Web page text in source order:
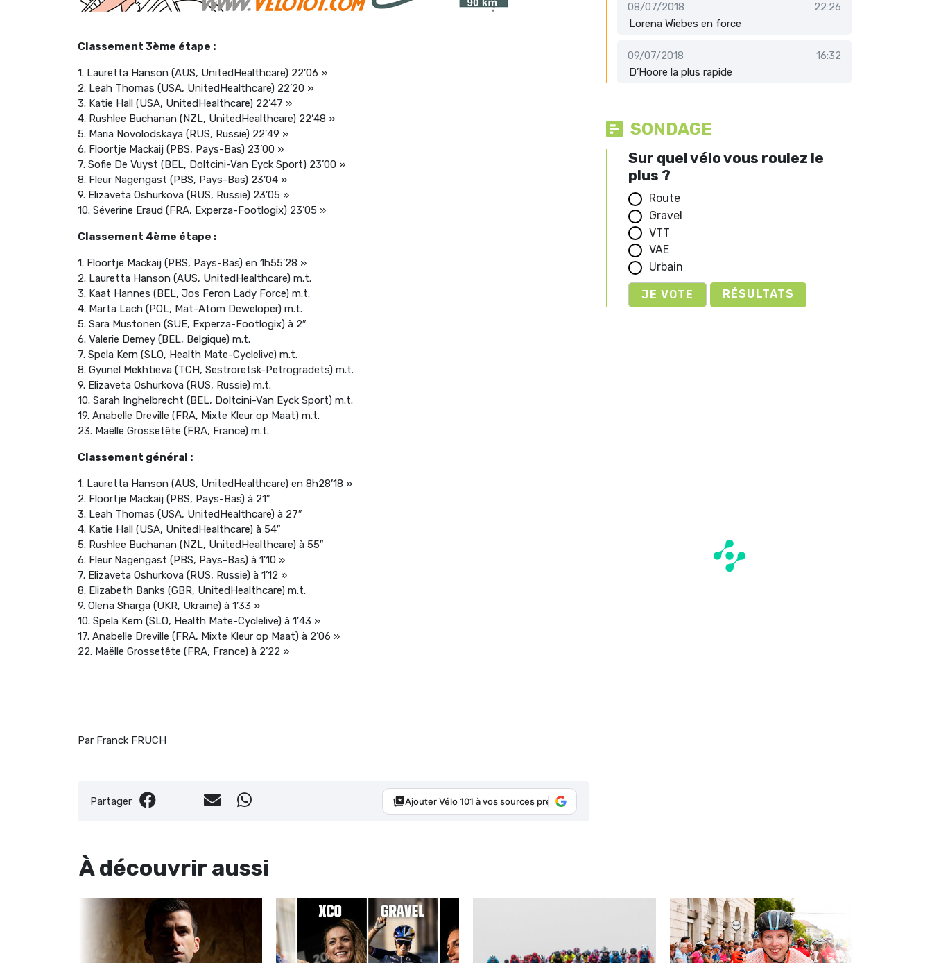
Classement 3ème étape :
1. Lauretta Hanson (AUS, UnitedHealthcare) 22’06 »
2. Leah Thomas (USA, UnitedHealthcare) 22’20 »
3. Katie Hall (USA, UnitedHealthcare) 22’47 »
4. Rushlee Buchanan (NZL, UnitedHealthcare) 22’48 »
5. Maria Novolodskaya (RUS, Russie) 22’49 »
6. Floortje Mackaij (PBS, Pays-Bas) 23’00 »
7. Sofie De Vuyst (BEL, Doltcini-Van Eyck Sport) 23’00 »
8. Fleur Nagengast (PBS, Pays-Bas) 23’04 »
9. Elizaveta Oshurkova (RUS, Russie) 23’05 »
10. Séverine Eraud (FRA, Experza-Footlogix) 23’05 »
Classement 4ème étape :
1. Floortje Mackaij (PBS, Pays-Bas) en 1h55’28 »
2. Lauretta Hanson (AUS, UnitedHealthcare) m.t.
3. Kaat Hannes (BEL, Jos Feron Lady Force) m.t.
4. Marta Lach (POL, Mat-Atom Deweloper) m.t.
5. Sara Mustonen (SUE, Experza-Footlogix) à 2″
6. Valerie Demey (BEL, Belgique) m.t.
7. Spela Kern (SLO, Health Mate-Cyclelive) m.t.
8. Gyunel Mekhtieva (TCH, Sestroretsk-Petrogradets) m.t.
9. Elizaveta Oshurkova (RUS, Russie) m.t.
10. Sarah Inghelbrecht (BEL, Doltcini-Van Eyck Sport) m.t.
19. Anabelle Dreville (FRA, Mixte Kleur op Maat) m.t.
23. Maëlle Grossetête (FRA, France) m.t.
Classement général :
1. Lauretta Hanson (AUS, UnitedHealthcare) en 8h28’18 »
2. Floortje Mackaij (PBS, Pays-Bas) à 21″
3. Leah Thomas (USA, UnitedHealthcare) à 27″
4. Katie Hall (USA, UnitedHealthcare) à 54″
5. Rushlee Buchanan (NZL, UnitedHealthcare) à 55″
6. Fleur Nagengast (PBS, Pays-Bas) à 1’10 »
7. Elizaveta Oshurkova (RUS, Russie) à 1’12 »
8. Elizabeth Banks (GBR, UnitedHealthcare) m.t.
9. Olena Sharga (UKR, Ukraine) à 1’33 »
10. Spela Kern (SLO, Health Mate-Cyclelive) à 1’43 »
17. Anabelle Dreville (FRA, Mixte Kleur op Maat) à 2’06 »
22. Maëlle Grossetête (FRA, France) à 2’22 »
Par Franck FRUCH
Partager Ajouter Vélo 101 à vos sources préférées
08/07/2018
22:26
Lorena Wiebes en force
09/07/2018
16:32
D’Hoore la plus rapide
SONDAGE
Sur quel vélo vous roulez le
plus ?
Route
Gravel
VTT
VAE
Urbain
RÉSULTATS
À découvriraussi